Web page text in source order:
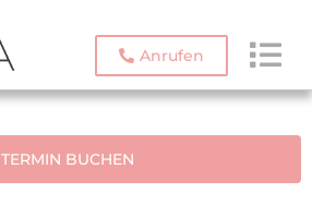
Anrufen
TERMIN BUCHEN